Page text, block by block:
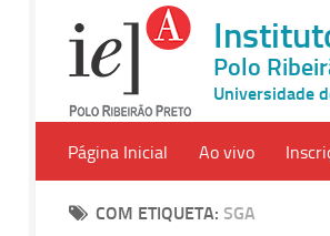
Polo
Universidade
Página Inicial Ao vivo
COM ETIQUETA: SGA